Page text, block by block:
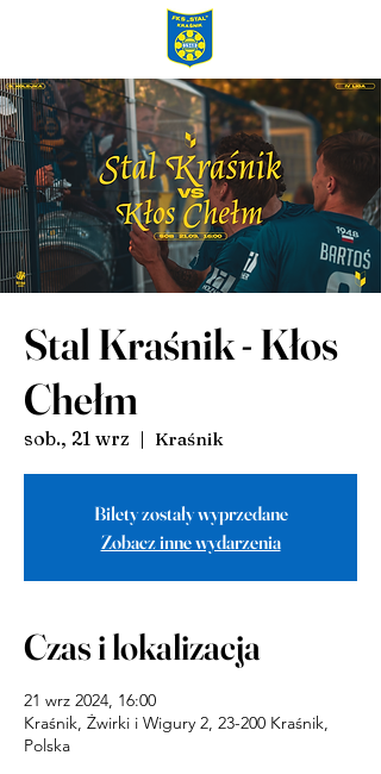
Stal Kraśnik - Kłos
Chełm
sob., 21 wrz
  |
Kraśnik
Bilety zostały wyprzedane
Zobacz inne wydarzenia
Czas i lokalizacja
21 wrz 2024, 16:00
Kraśnik, Żwirki i Wigury 2, 23-200 Kraśnik,
Polska